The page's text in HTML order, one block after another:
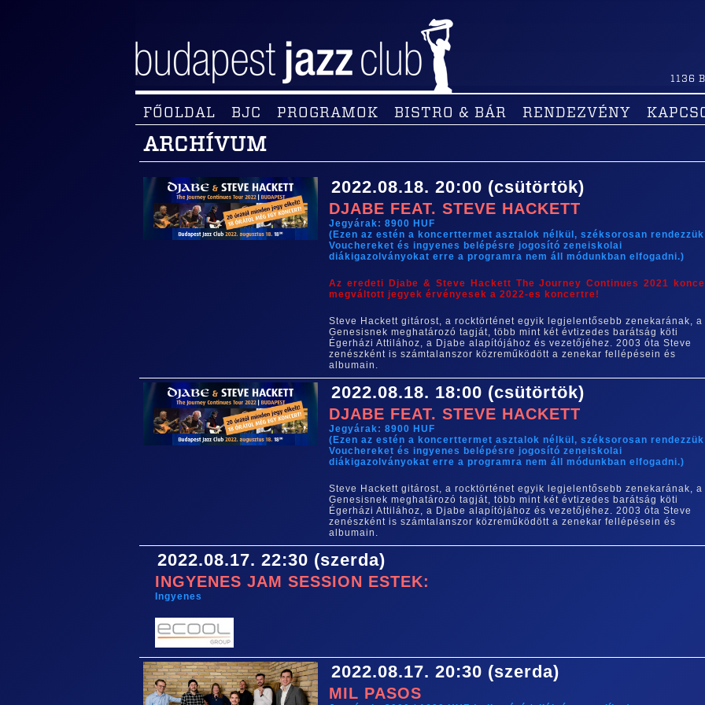
1136
FŐOLDAL BJC PROGRAMOK BISTRO & BÁR RENDEZVÉNY
ARCHÍVUM
2022.08.18. 20:00 (csütörtök)
DJABE FEAT. STEVE HACKETT
Jegyárak: 8900 HUF
(Ezen az estén a koncerttermet asztalok nélkül, széksorosan
Vouchereket és ingyenes belépésre jogosító zeneiskolai
diákigazolványokat erre a programra nem áll módunkban elfogadni.)
Az eredeti Djabe & Steve Hackett The Journey Continues 2021
megváltott jegyek érvényesek a 2022-es koncertre!
Steve Hackett gitárost, a rocktörténet egyik legjelentősebb zenekarának, a
Genesisnek meghatározó tagját, több mint két évtizedes barátság köti
Égerházi Attilához, a Djabe alapítójához és vezetőjéhez. 2003 óta Steve
zenészként is számtalanszor közreműködött a zenekar fellépésein és
albumain.
2022.08.18. 18:00 (csütörtök)
DJABE FEAT. STEVE HACKETT
Jegyárak: 8900 HUF
(Ezen az estén a koncerttermet asztalok nélkül, széksorosan
Vouchereket és ingyenes belépésre jogosító zeneiskolai
diákigazolványokat erre a programra nem áll módunkban elfogadni.)
Steve Hackett gitárost, a rocktörténet egyik legjelentősebb zenekarának, a
Genesisnek meghatározó tagját, több mint két évtizedes barátság köti
Égerházi Attilához, a Djabe alapítójához és vezetőjéhez. 2003 óta Steve
zenészként is számtalanszor közreműködött a zenekar fellépésein és
albumain.
2022.08.17. 22:30 (szerda)
INGYENES JAM SESSION ESTEK:
Ingyenes
2022.08.17. 20:30 (szerda)
MIL PASOS